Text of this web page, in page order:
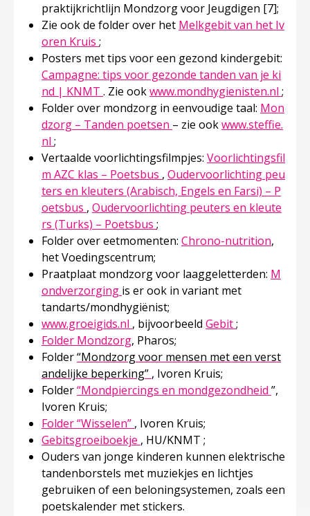
praktijkrichtlijn Mondzorg voor Jeugdigen [7];
Zie ook de folder over het Melkgebit van het Iv
oren Kruis Deze linkt opent in een nieuw tabblad
;
Posters met tips voor een gezond kindergebit:
Campagne: tips voor gezonde tanden van je ki
nd | KNMT Deze linkt opent in een nieuw tabblad
. Zie ookwww.mondhygienisten.nl ;
Folder over mondzorg in eenvoudige taal: Mon
dzorg – Tanden poetsen Deze linkt opent in een
– zie ookwww.steffie.
nl Deze linkt opent in een nieuw tabblad
;
Vertaalde voorlichtingsfilmpjes: Voorlichtingsfil
m AZC klas – Poetsbus Deze linkt opent in een
, Oudervoorlichting peu
ters en kleuters (Arabisch, Engels en Farsi) – P
oetsbus Deze linkt opent in een nieuw tabblad
, Oudervoorlichting peuters en kleute
rs (Turks) – Poetsbus Deze linkt opent in een
;
Folder over eetmomenten: Chrono-nutrition,
het Voedingscentrum;
Praatplaat mondzorg voor laaggeletterden: M
ondverzorging Deze linkt opent in een nieuw
is er ook in variant met
tandarts/mondhygiënist;
www.groeigids.nl Deze linkt opent in een nieuw
, bijvoorbeeld GebitDeze linkt
;
Folder Mondzorg, Pharos;
Folder“Mondzorg voor mensen met een verst
andelijke beperking” Deze linkt opent in een nieuw
, Ivoren Kruis;
Folder“Mondpiercings en mondgezondheid Deze
”,
Ivoren Kruis;
Folder “Wisselen” Deze linkt opent in een nieuw
, Ivoren Kruis;
Gebitsgroeiboekje Deze linkt opent in een nieuw
, HU/KNMT ;
Ouders van jonge kinderen kunnen elektrische
tandenborstels met muziekjes en lichtjes
gebruiken of een beloningsystemen, zoals een
poetskalender met stickers.